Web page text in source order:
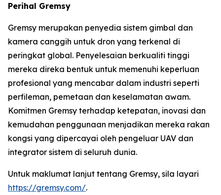
Perihal Gremsy
Gremsy merupakan penyedia sistem gimbal dan
kamera canggih untuk dron yang terkenal di
peringkat global. Penyelesaian berkualiti tinggi
mereka direka bentuk untuk memenuhi keperluan
profesional yang mencabar dalam industri seperti
perfileman, pemetaan dan keselamatan awam.
Komitmen Gremsy terhadap ketepatan, inovasi dan
kemudahan penggunaan menjadikan mereka rakan
kongsi yang dipercayai oleh pengeluar UAV dan
integrator sistem di seluruh dunia.
Untuk maklumat lanjut tentang Gremsy, sila layari
https://gremsy.com/.